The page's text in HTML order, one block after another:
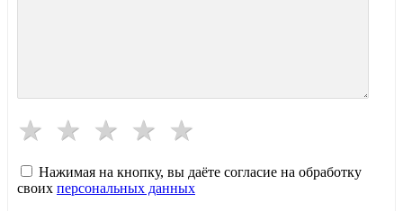
Нажимая на кнопку, вы даёте согласие на обработку
своих персональных данных